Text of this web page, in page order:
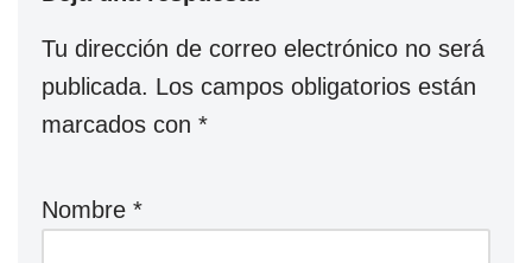
Tu dirección de correo electrónico no será
publicada. Los campos obligatorios están
marcados con *
Nombre *